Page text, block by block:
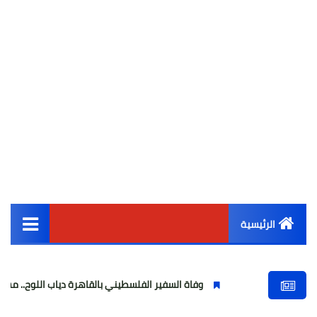
الرئيسية
أخبار مصر
وفاة السفير الفلسطيني بالقاهرة دياب اللوح.. مسيرة وطنية